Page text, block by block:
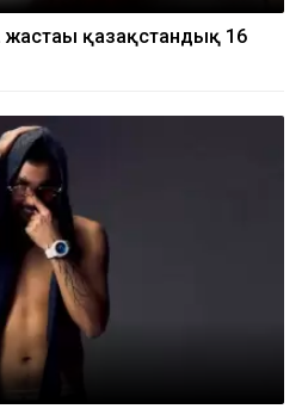
жастағы қазақстандық 16